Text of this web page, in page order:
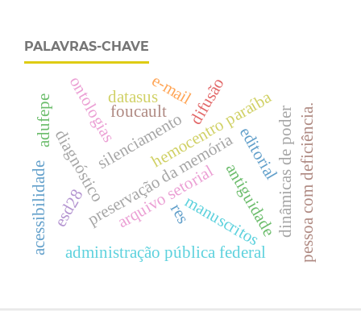
PALAVRAS-CHAVE
hemocentro paraíba
editorial
manuscritos
silenciamento
preservação da memória dinâmicas de poder
foucault
antiguidade
ontologias
arquivo setorial
diagnóstico
difusão
administração pública federal
e-mail
res
esd28
datasus
adufepe pessoa com deficiência.
acessibilidade